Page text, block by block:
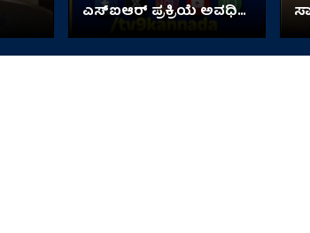
ಎಸ್‌ಐಆರ್ ಪ್ರಕ್ರಿಯೆ ಅವಧಿ
ವಿಸ್ತರಣೆ